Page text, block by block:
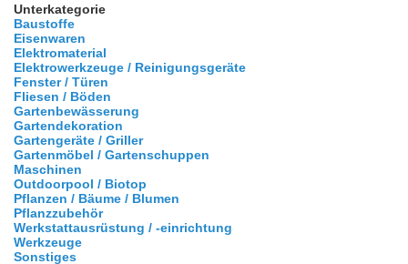
Unterkategorie
Baustoffe
Eisenwaren
Elektromaterial
Elektrowerkzeuge / Reinigungsgeräte
Fenster / Türen
Fliesen / Böden
Gartenbewässerung
Gartendekoration
Gartengeräte / Griller
Gartenmöbel / Gartenschuppen
Maschinen
Outdoorpool / Biotop
Pflanzen / Bäume / Blumen
Pflanzzubehör
Werkstattausrüstung / -einrichtung
Werkzeuge
Sonstiges